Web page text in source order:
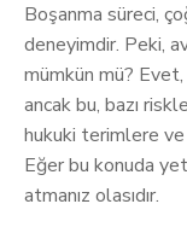
Boşanma süreci,
deneyimdir. Peki,
mümkün mü? Evet,
ancak bu, bazı
hukuki terimlere ve
Eğer bu konuda
atmanız olasıdır.